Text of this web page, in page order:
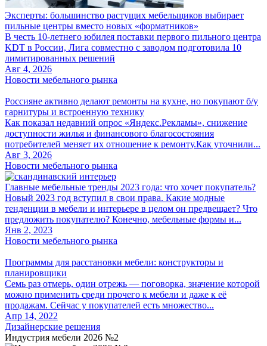
Эксперты: большинство растущих мебельщиков выбирает
пильные центры вместо новых «форматников»
В честь 10-летнего юбилея поставки первого пильного центра
KDT в России, Лига совместно с заводом подготовила 10
лимитированных решений
Авг 4, 2026
Новости мебельного рынка
Россияне активно делают ремонты на кухне, но покупают б/у
гарнитуры и встроенную технику
Как показал недавний опрос «Яндекс.Рекламы», снижение
доступности жилья и финансового благосостояния
потребителей меняет их отношение к ремонту.Как уточнили...
Авг 3, 2026
Новости мебельного рынка
Главные мебельные тренды 2023 года: что хочет покупатель?
Новый 2023 год вступил в свои права. Какие модные
тенденции в мебели и интерьере в целом он предвещает? Что
предложить покупателю? Конечно, мебельные формы и...
Янв 2, 2023
Новости мебельного рынка
Программы для расстановки мебели: конструкторы и
планировщики
Семь раз отмерь, один отрежь — поговорка, значение которой
можно применить среди прочего к мебели и даже к её
продажам. Сейчас у покупателей есть множество...
Апр 14, 2022
Дизайнерские решения
Индустрия мебели 2026 №2